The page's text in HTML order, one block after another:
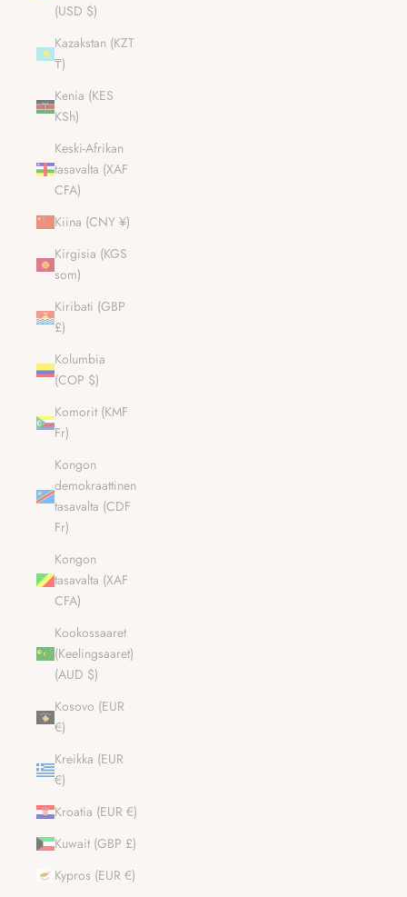
(USD $)
Kazakstan (KZT
₸)
Kenia (KES
KSh)
Keski-Afrikan
tasavalta (XAF
CFA)
Kiina (CNY ¥)
Kirgisia (KGS
som)
Kiribati (GBP
£)
Kolumbia
(COP $)
Komorit (KMF
Fr)
Kongon
demokraattinen
tasavalta (CDF
Fr)
Kongon
tasavalta (XAF
CFA)
Kookossaaret
(Keelingsaaret)
(AUD $)
Kosovo (EUR
€)
Kreikka (EUR
€)
Kroatia (EUR €)
Kuwait (GBP £)
Kypros (EUR €)